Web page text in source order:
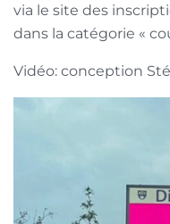
via le site des
dans la catégorie «
Vidéo: conception